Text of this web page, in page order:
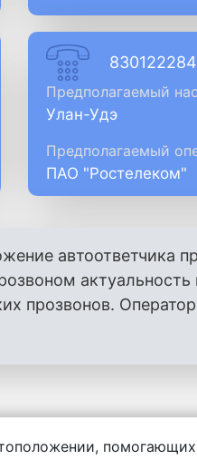
Предполагаемый
Улан-Удэ
Предполагаемый
ПАО "Ростелеком"
автоответчика
актуальность
прозвонов.
информации,